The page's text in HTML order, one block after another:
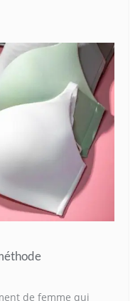
de femme qui